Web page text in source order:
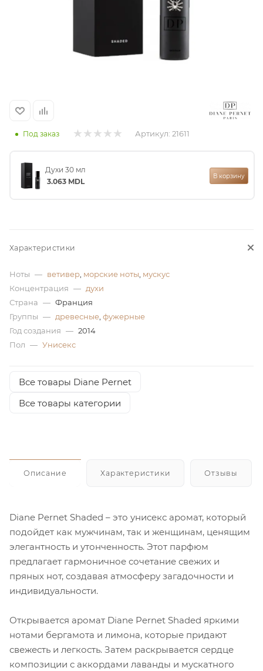
сертификат
Под заказ Артикул: 21611
Духи 30 мл
3.063 MDL
В корзину
Характеристики
Ноты — ветивер, морские ноты, мускус
Концентрация — духи
Страна — Франция
Группы — древесные, фужерные
Год создания — 2014
Пол — Унисекс
Все товары Diane Pernet
Все товары категории
Описание Характеристики Отзывы
Diane Pernet Shaded – это унисекс аромат, который
подойдет как мужчинам, так и женщинам, ценящим
элегантность и утонченность. Этот парфюм
предлагает гармоничное сочетание свежих и
пряных нот, создавая атмосферу загадочности и
индивидуальности.
Открывается аромат Diane Pernet Shaded яркими
нотами бергамота и лимона, которые придают
свежесть и легкость. Затем раскрывается сердце
композиции с аккордами лаванды и мускатного